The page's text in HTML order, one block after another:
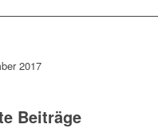
2017
Beiträge